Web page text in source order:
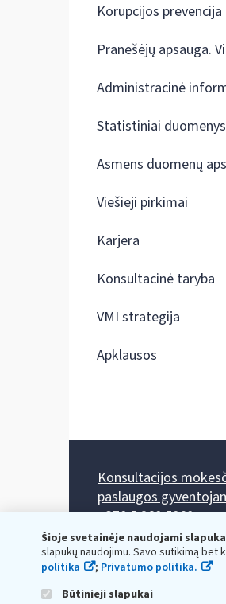
Šioje svetainėje naudojami
slapukų naudojimu. Savo sutikimą
politika
; Privatumo politika.
Būtinieji slapukai
Korupcijos prevencija
Pranešėjų apsauga.
Administracinė
Statistiniai duomenys
Asmens duomenų
Viešieji pirkimai
Karjera
Konsultacinė taryba
VMI strategija
Apklausos
Konsultacijos
paslaugos
+370 5 260 5060
Darbo laikas: I-IV 8.00-
Prieššventinę dieną - viena
Kiekvieno mėnesio antrą